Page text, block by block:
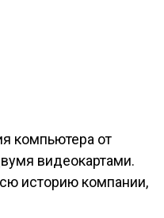
компьютера от
видеокартами.
историю компании,